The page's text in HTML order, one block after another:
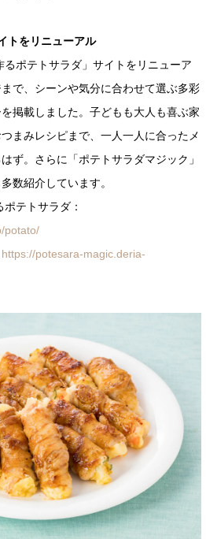
トをリニューアル
るポテトサラダ」サイトをリニューア
で、シーンや気分に合わせて選ぶ多彩
掲載しました。子どもも大人も喜ぶ家
まみレシピまで、一人一人に合ったメ
ず。さらに「ポテトサラダマジック」
数紹介しています。
テトサラダ：
potato/
https://potesara-magic.deria-